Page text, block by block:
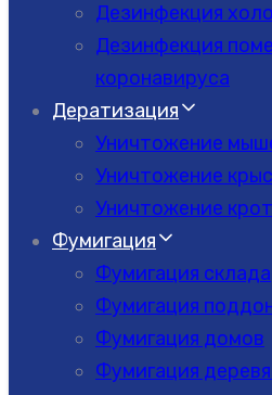
Дезинфекция
Дезинфекция
коронавируса
Дератизация
Уничтожение
Уничтожение крыс
Уничтожение
Фумигация
Фумигация склада
Фумигация
Фумигация домов
Фумигация